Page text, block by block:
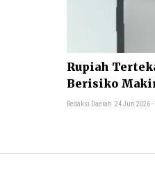
Rupiah
Berisiko
Redaksi Daerah 24 Jun 2026 -